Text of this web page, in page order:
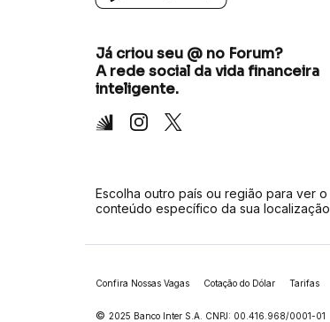
Já criou seu @ no Forum?
A rede social da vida financeira
inteligente.
Inter Instagram
X
Escolha outro país ou região para ver o
conteúdo específico da sua localização
Confira Nossas Vagas Cotação do Dólar Tarifas
© 2025 Banco Inter S.A. CNPJ: 00.416.968/0001-01